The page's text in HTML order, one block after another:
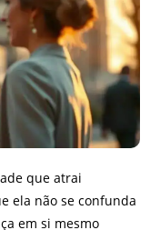
que atrai
ela não se confunda
em si mesmo